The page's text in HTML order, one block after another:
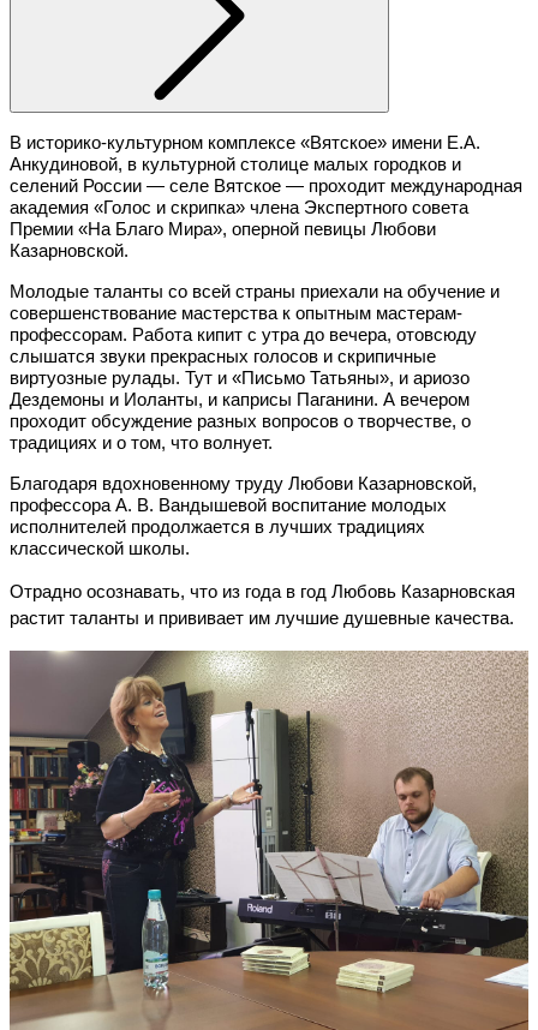
В историко-культурном комплексе «Вятское» имени Е.А.
Анкудиновой, в культурной столице малых городков и
селений России — селе Вятское — проходит международная
академия «Голос и скрипка» члена Экспертного совета
Премии «На Благо Мира», оперной певицы Любови
Казарновской.
Молодые таланты со всей страны приехали на обучение и
совершенствование мастерства к опытным мастерам-
профессорам. Работа кипит с утра до вечера, отовсюду
слышатся звуки прекрасных голосов и скрипичные
виртуозные рулады. Тут и «Письмо Татьяны», и ариозо
Дездемоны и Иоланты, и каприсы Паганини. А вечером
проходит обсуждение разных вопросов о творчестве, о
традициях и о том, что волнует.
Благодаря вдохновенному труду Любови Казарновской,
профессора А. В. Вандышевой воспитание молодых
исполнителей продолжается в лучших традициях
классической школы.
Отрадно осознавать, что из года в год Любовь Казарновская
растит таланты и прививает им лучшие душевные качества.